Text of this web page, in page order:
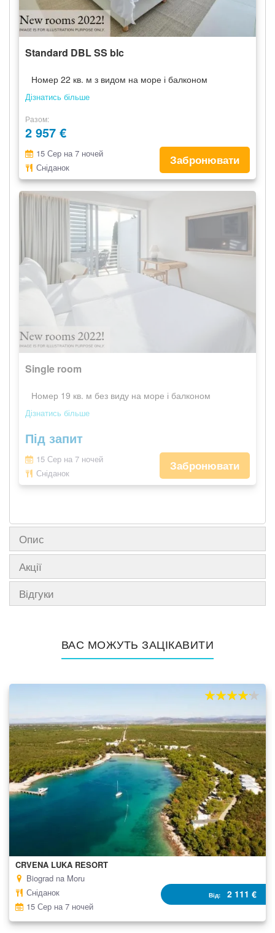
Standard DBL SS blc
Номер 22 кв. м з видом на море і балконом
Дізнатись більше
Разом
2 957 €
15 Сер на 7 ночей
Сніданок
Забронювати
Single room
Номер 19 кв. м без виду на море і балконом
Дізнатись більше
Під запит
15 Сер на 7 ночей
Сніданок
Забронювати
Опис
Акції
Відгуки
ВАС МОЖУТЬ ЗАЦІКАВИТИ
CRVENA LUKA RESORT
Від 2 111 €
Biograd na Moru
Сніданок
15 Сер на 7 ночей